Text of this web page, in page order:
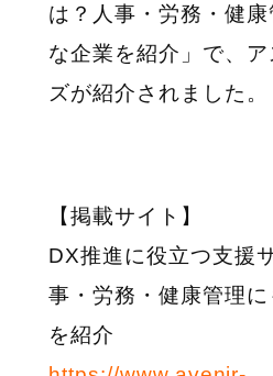
は？人事・労務・健
な企業を紹介」で、
ズが紹介されました。
【掲載サイト】
DX推進に役立つ支援
事・労務・健康管理
を紹介